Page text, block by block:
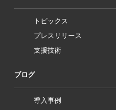
トピックス
プレスリリース
支援技術
ブログ
導入事例